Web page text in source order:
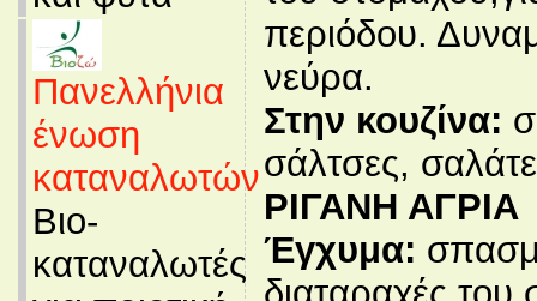
Πανελλήνια
ένωση
καταναλωτών
Βιο-
καταναλωτές
περιόδου.
νεύρα.
Στην κουζίνα:
σάλτσες,
ΡΙΓΑΝΗ ΑΓΡΙΑ
Έγχυμα: